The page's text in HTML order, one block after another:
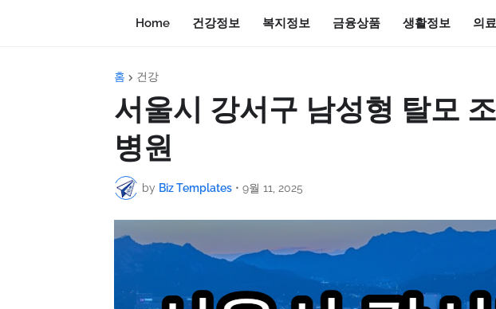
Home 건강정보 복지정보 금융상품 생활정보 의
홈 건강
서울시 강서구 남성형 탈모
병원
by Biz Templates • 9월 11, 2025